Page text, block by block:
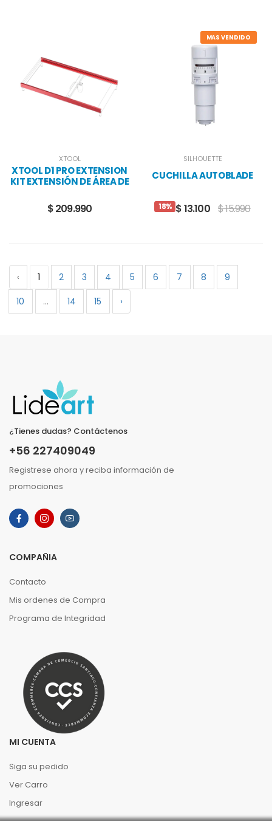
XTOOL
XTOOL D1 PRO EXTENSION
KIT EXTENSIÓN DE ÁREA DE
$ 209.990
MAS VENDIDO
SILHOUETTE
CUCHILLA AUTOBLADE
18% $ 13.100 $ 15.990
‹ 1 2 3 4 5 6 7 8
9
10
... 14 15 ›
¿Tienes dudas? Contáctenos
+56 227409049
Registrese ahora y reciba información de
promociones
COMPAÑIA
Contacto
Mis ordenes de Compra
Programa de Integridad
MI CUENTA
Siga su pedido
Ver Carro
Ingresar